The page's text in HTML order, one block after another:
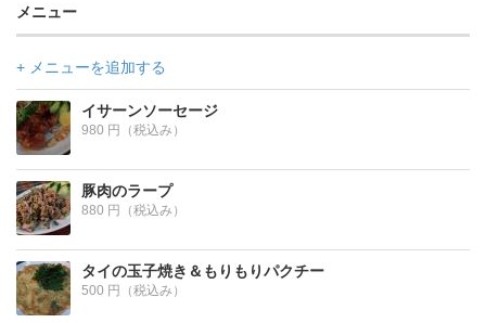
メニュー
+ メニューを追加する
イサーンソーセージ
980 円（税込み）
豚肉のラープ
880 円（税込み）
タイの玉子焼き＆もりもりパクチー
500 円（税込み）